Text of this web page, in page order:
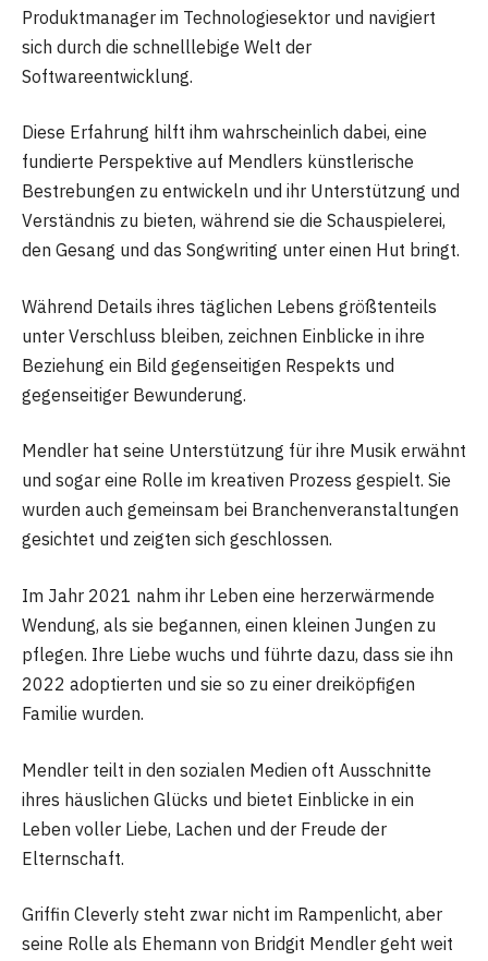
Produktmanager im Technologiesektor und navigiert
sich durch die schnelllebige Welt der
Softwareentwicklung.
Diese Erfahrung hilft ihm wahrscheinlich dabei, eine
fundierte Perspektive auf Mendlers künstlerische
Bestrebungen zu entwickeln und ihr Unterstützung und
Verständnis zu bieten, während sie die Schauspielerei,
den Gesang und das Songwriting unter einen Hut bringt.
Während Details ihres täglichen Lebens größtenteils
unter Verschluss bleiben, zeichnen Einblicke in ihre
Beziehung ein Bild gegenseitigen Respekts und
gegenseitiger Bewunderung.
Mendler hat seine Unterstützung für ihre Musik erwähnt
und sogar eine Rolle im kreativen Prozess gespielt. Sie
wurden auch gemeinsam bei Branchenveranstaltungen
gesichtet und zeigten sich geschlossen.
Im Jahr 2021 nahm ihr Leben eine herzerwärmende
Wendung, als sie begannen, einen kleinen Jungen zu
pflegen. Ihre Liebe wuchs und führte dazu, dass sie ihn
2022 adoptierten und sie so zu einer dreiköpfigen
Familie wurden.
Mendler teilt in den sozialen Medien oft Ausschnitte
ihres häuslichen Glücks und bietet Einblicke in ein
Leben voller Liebe, Lachen und der Freude der
Elternschaft.
Griffin Cleverly steht zwar nicht im Rampenlicht, aber
seine Rolle als Ehemann von Bridgit Mendler geht weit